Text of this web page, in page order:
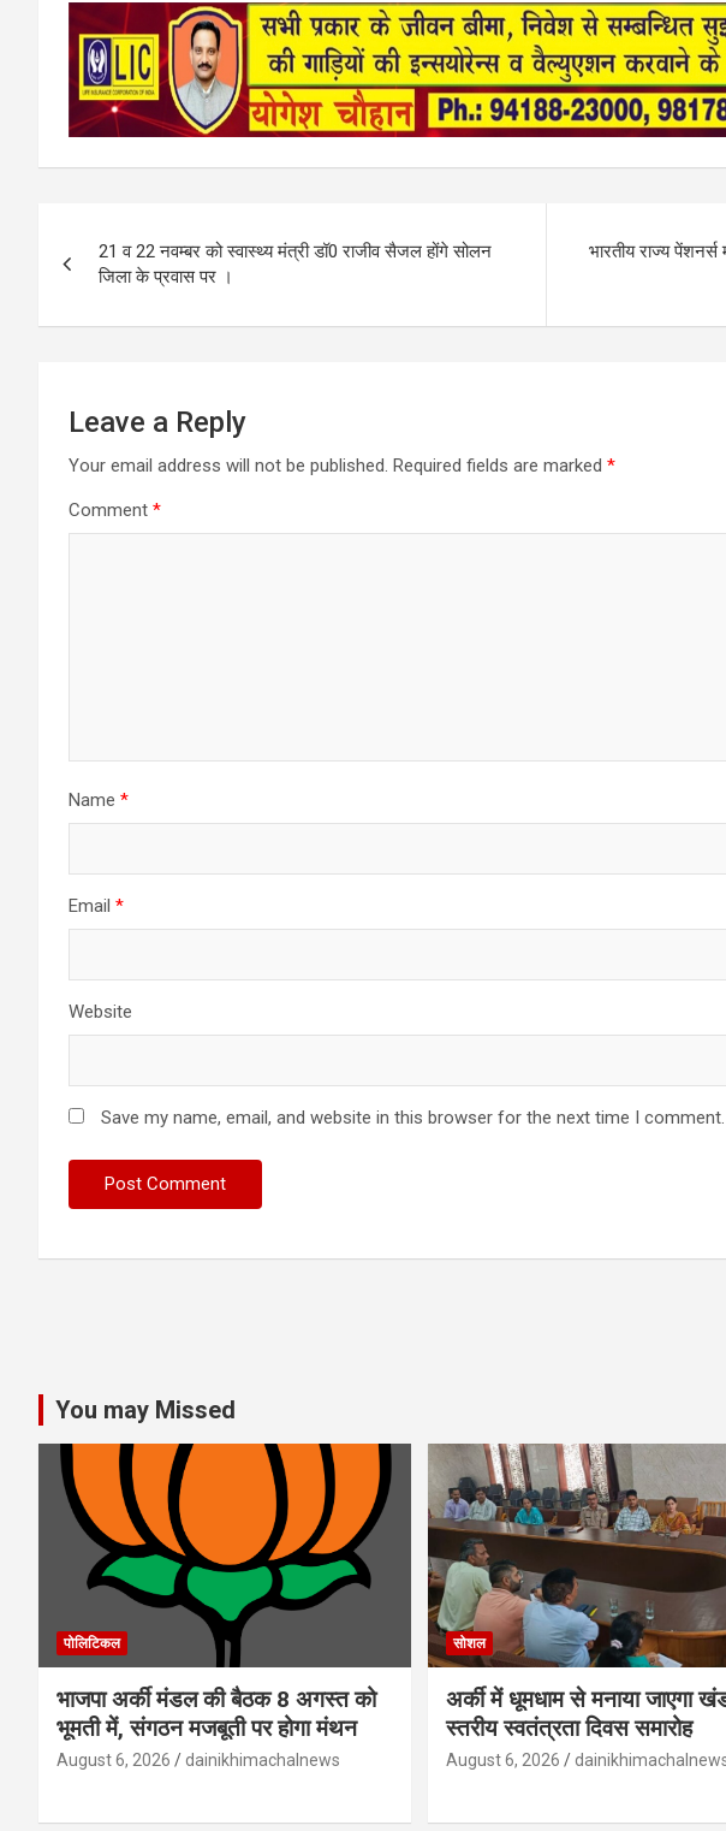
e
b
o
o
k
i
a
s
A
p
p
a
r
e
navigation
21 व 22 नवम्बर को स्वास्थ्य मंत्री डॉ0 राजीव सैजल होंगे सोलन
जिला के प्रवास पर ।
भारतीय राज्य
Leave a Reply
Your email address will not be published. Required fields are marked *
Comment *
Name *
Email *
Website
Save my name, email, and website in this browser for the next time I comment.
You may Missed
पोलिटिकल
भाजपा अर्की मंडल की बैठक 8 अगस्त को
भूमती में, संगठन मजबूती पर होगा मंथन
August 6, 2026 dainikhimachalnews
सोशल
अर्की में धूमधाम से मनाया जाएगा
स्तरीय स्वतंत्रता दिवस समारोह
August 6, 2026